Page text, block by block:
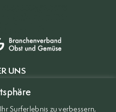
Surferlebnis zu verbessern,
UNS